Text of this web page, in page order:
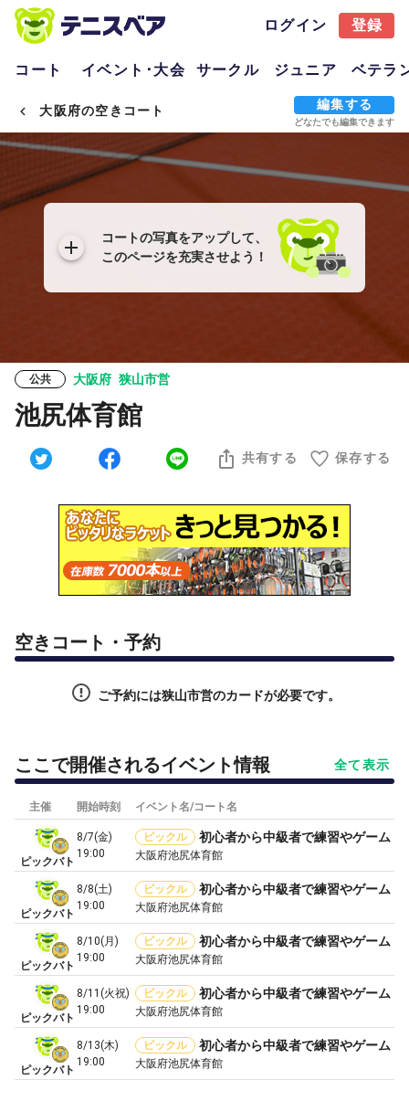
ログイン 登録
コート イベント･大会 サークル ジュニア ベテラ
大阪府の空きコート 編集する
どなたでも編集できます
コートの写真をアップして、
このページを充実させよう！
公共 大阪府 狭山市営
池尻体育館
共有する 保存する
空きコート・予約
ご予約には狭山市営のカードが必要です。
ここで開催されるイベント情報 全て表示
主催 開始時刻 イベント名/コート名
ピックバト
8/7(金)
19:00
ピックル 初心者から中級者で練習やゲーム
大阪府池尻体育館
ピックバト
8/8(土)
19:00
ピックル 初心者から中級者で練習やゲーム
大阪府池尻体育館
ピックバト
8/10(月)
19:00
ピックル 初心者から中級者で練習やゲーム
大阪府池尻体育館
ピックバト
8/11(火祝)
19:00
ピックル 初心者から中級者で練習やゲーム
大阪府池尻体育館
ピックバト
8/13(木)
19:00
ピックル 初心者から中級者で練習やゲーム
大阪府池尻体育館